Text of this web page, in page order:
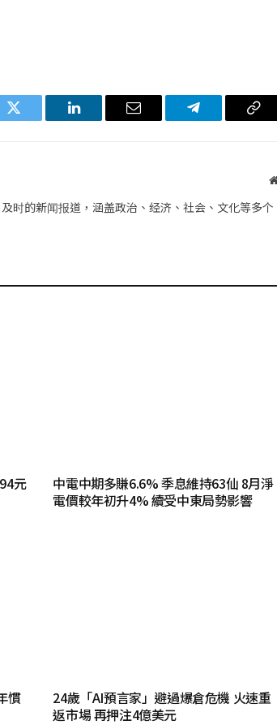
Twitter LinkedIn 电
Telegram 复
时的新闻报道，涵盖政治、经济、社会、文化等多个
元
中電中期多賺6.6% 季息維持63仙 8月淨
電價較年初升4% 續受中東局勢影響
慣
24歲「AI預言家」避過爆倉危機 火速重
返市場 再押注4億美元